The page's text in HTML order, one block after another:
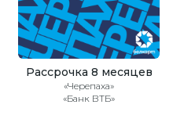
Рассрочка 8 месяцев
«Черепаха»
«Банк ВТБ»